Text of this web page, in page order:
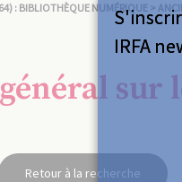
: BIBLIOTHÈQUE NUMÉRIQUE>
sur
Retour à la recherche
IRFA